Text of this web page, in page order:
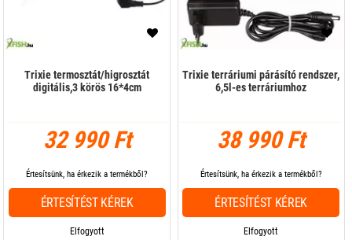
Trixie termosztát/higrosztát
digitális,3 körös 16*4cm
32 990 Ft
Elfogyott
Értesítsünk, ha érkezik a termékből?
ÉRTESÍTÉST KÉREK
Trixie terráriumi párásító rendszer,
6,5l-es terráriumhoz
38 990 Ft
Elfogyott
Értesítsünk, ha érkezik a termékből?
ÉRTESÍTÉST KÉREK